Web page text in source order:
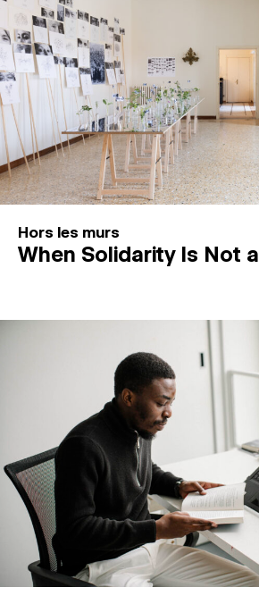
Hors les murs
When Solidarity Is Not